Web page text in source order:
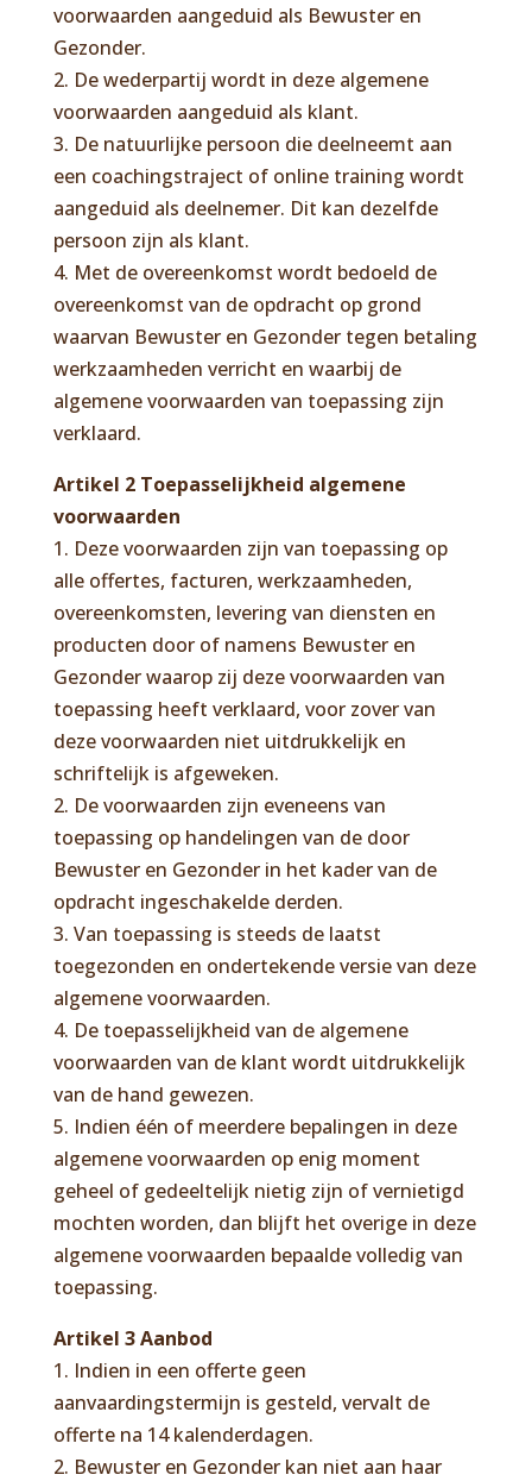
voorwaarden aangeduid als Bewuster en
Gezonder.
2. De wederpartij wordt in deze algemene
voorwaarden aangeduid als klant.
3. De natuurlijke persoon die deelneemt aan
een coachingstraject of online training wordt
aangeduid als deelnemer. Dit kan dezelfde
persoon zijn als klant.
4. Met de overeenkomst wordt bedoeld de
overeenkomst van de opdracht op grond
waarvan Bewuster en Gezonder tegen betaling
werkzaamheden verricht en waarbij de
algemene voorwaarden van toepassing zijn
verklaard.
Artikel 2 Toepasselijkheid algemene
voorwaarden
1. Deze voorwaarden zijn van toepassing op
alle offertes, facturen, werkzaamheden,
overeenkomsten, levering van diensten en
producten door of namens Bewuster en
Gezonder waarop zij deze voorwaarden van
toepassing heeft verklaard, voor zover van
deze voorwaarden niet uitdrukkelijk en
schriftelijk is afgeweken.
2. De voorwaarden zijn eveneens van
toepassing op handelingen van de door
Bewuster en Gezonder in het kader van de
opdracht ingeschakelde derden.
3. Van toepassing is steeds de laatst
toegezonden en ondertekende versie van deze
algemene voorwaarden.
4. De toepasselijkheid van de algemene
voorwaarden van de klant wordt uitdrukkelijk
van de hand gewezen.
5. Indien één of meerdere bepalingen in deze
algemene voorwaarden op enig moment
geheel of gedeeltelijk nietig zijn of vernietigd
mochten worden, dan blijft het overige in deze
algemene voorwaarden bepaalde volledig van
toepassing.
Artikel 3 Aanbod
1. Indien in een offerte geen
aanvaardingstermijn is gesteld, vervalt de
offerte na 14 kalenderdagen.
2. Bewuster en Gezonder kan niet aan haar